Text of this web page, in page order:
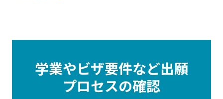
学業やビザ要件など出願
プロセスの確認